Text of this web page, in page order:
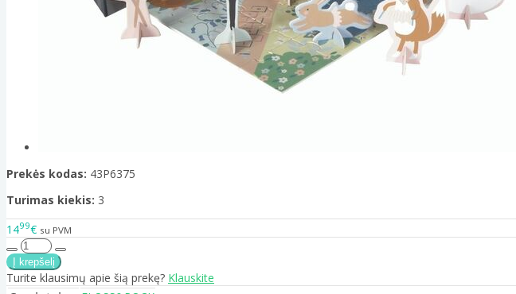
Prekės kodas: 43P6375
Turimas kiekis: 3
1499€ su PVM
Turite klausimų apie šią prekę? Klauskite